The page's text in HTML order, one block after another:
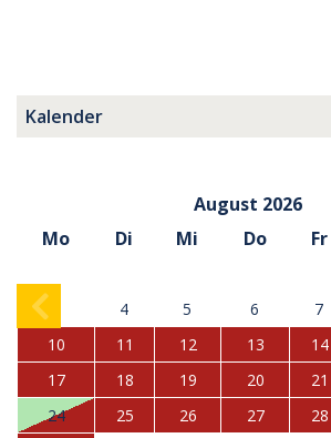
Kalender
August 2026
Mo
Di Mi Do Fr
4 5 6 7
10
11 12 13 14
17
18 19 20 21
24
25 26 27 28